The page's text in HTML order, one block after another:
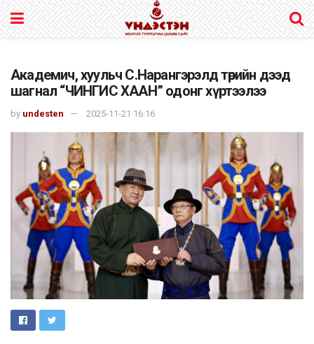
Академич, хуульч С.Нарангэрэлд төрийн дээд
шагнал “ЧИНГИС ХААН” одонг хүртээлээ
by undesten 2025-11-21 16:16